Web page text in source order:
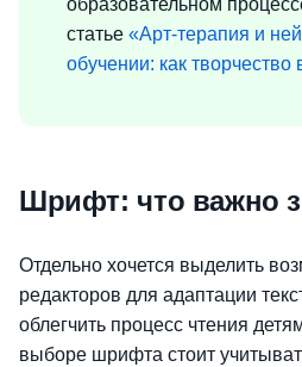
образовательном
статье «Арт-терапия и
обучении: как творчество
Шрифт: что важно
Отдельно хочется выделить
редакторов для адаптации
облегчить процесс чтения
выборе шрифта стоит